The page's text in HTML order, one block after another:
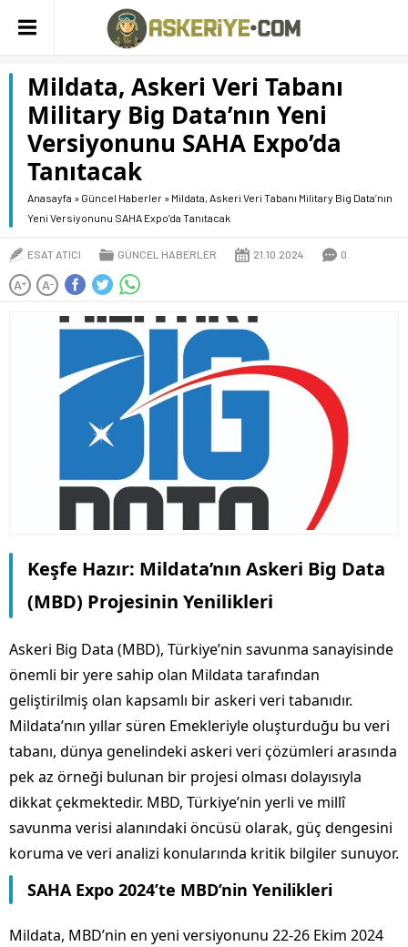
Mildata, Askeri Veri Tabanı
Military Big Data’nın Yeni
Versiyonunu SAHA Expo’da
Tanıtacak
Anasayfa » Güncel Haberler » Mildata, Askeri Veri Tabanı Military Big Data’nın
Yeni Versiyonunu SAHA Expo’da Tanıtacak
ESAT ATICI GÜNCEL HABERLER 21.10.2024 0
A+ A-
Keşfe Hazır: Mildata’nın Askeri Big Data
(MBD) Projesinin Yenilikleri
Askeri Big Data (MBD), Türkiye’nin savunma sanayisinde
önemli bir yere sahip olan Mildata tarafından
geliştirilmiş olan kapsamlı bir askeri veri tabanıdır.
Mildata’nın yıllar süren Emekleriyle oluşturduğu bu veri
tabanı, dünya genelindeki askeri veri çözümleri arasında
pek az örneği bulunan bir projesi olması dolayısıyla
dikkat çekmektedir. MBD, Türkiye’nin yerli ve millî
savunma verisi alanındaki öncüsü olarak, güç dengesini
koruma ve veri analizi konularında kritik bilgiler sunuyor.
SAHA Expo 2024’te MBD’nin Yenilikleri
Mildata, MBD’nin en yeni versiyonunu 22-26 Ekim 2024